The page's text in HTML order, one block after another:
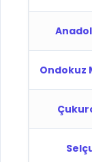
Ondokuz